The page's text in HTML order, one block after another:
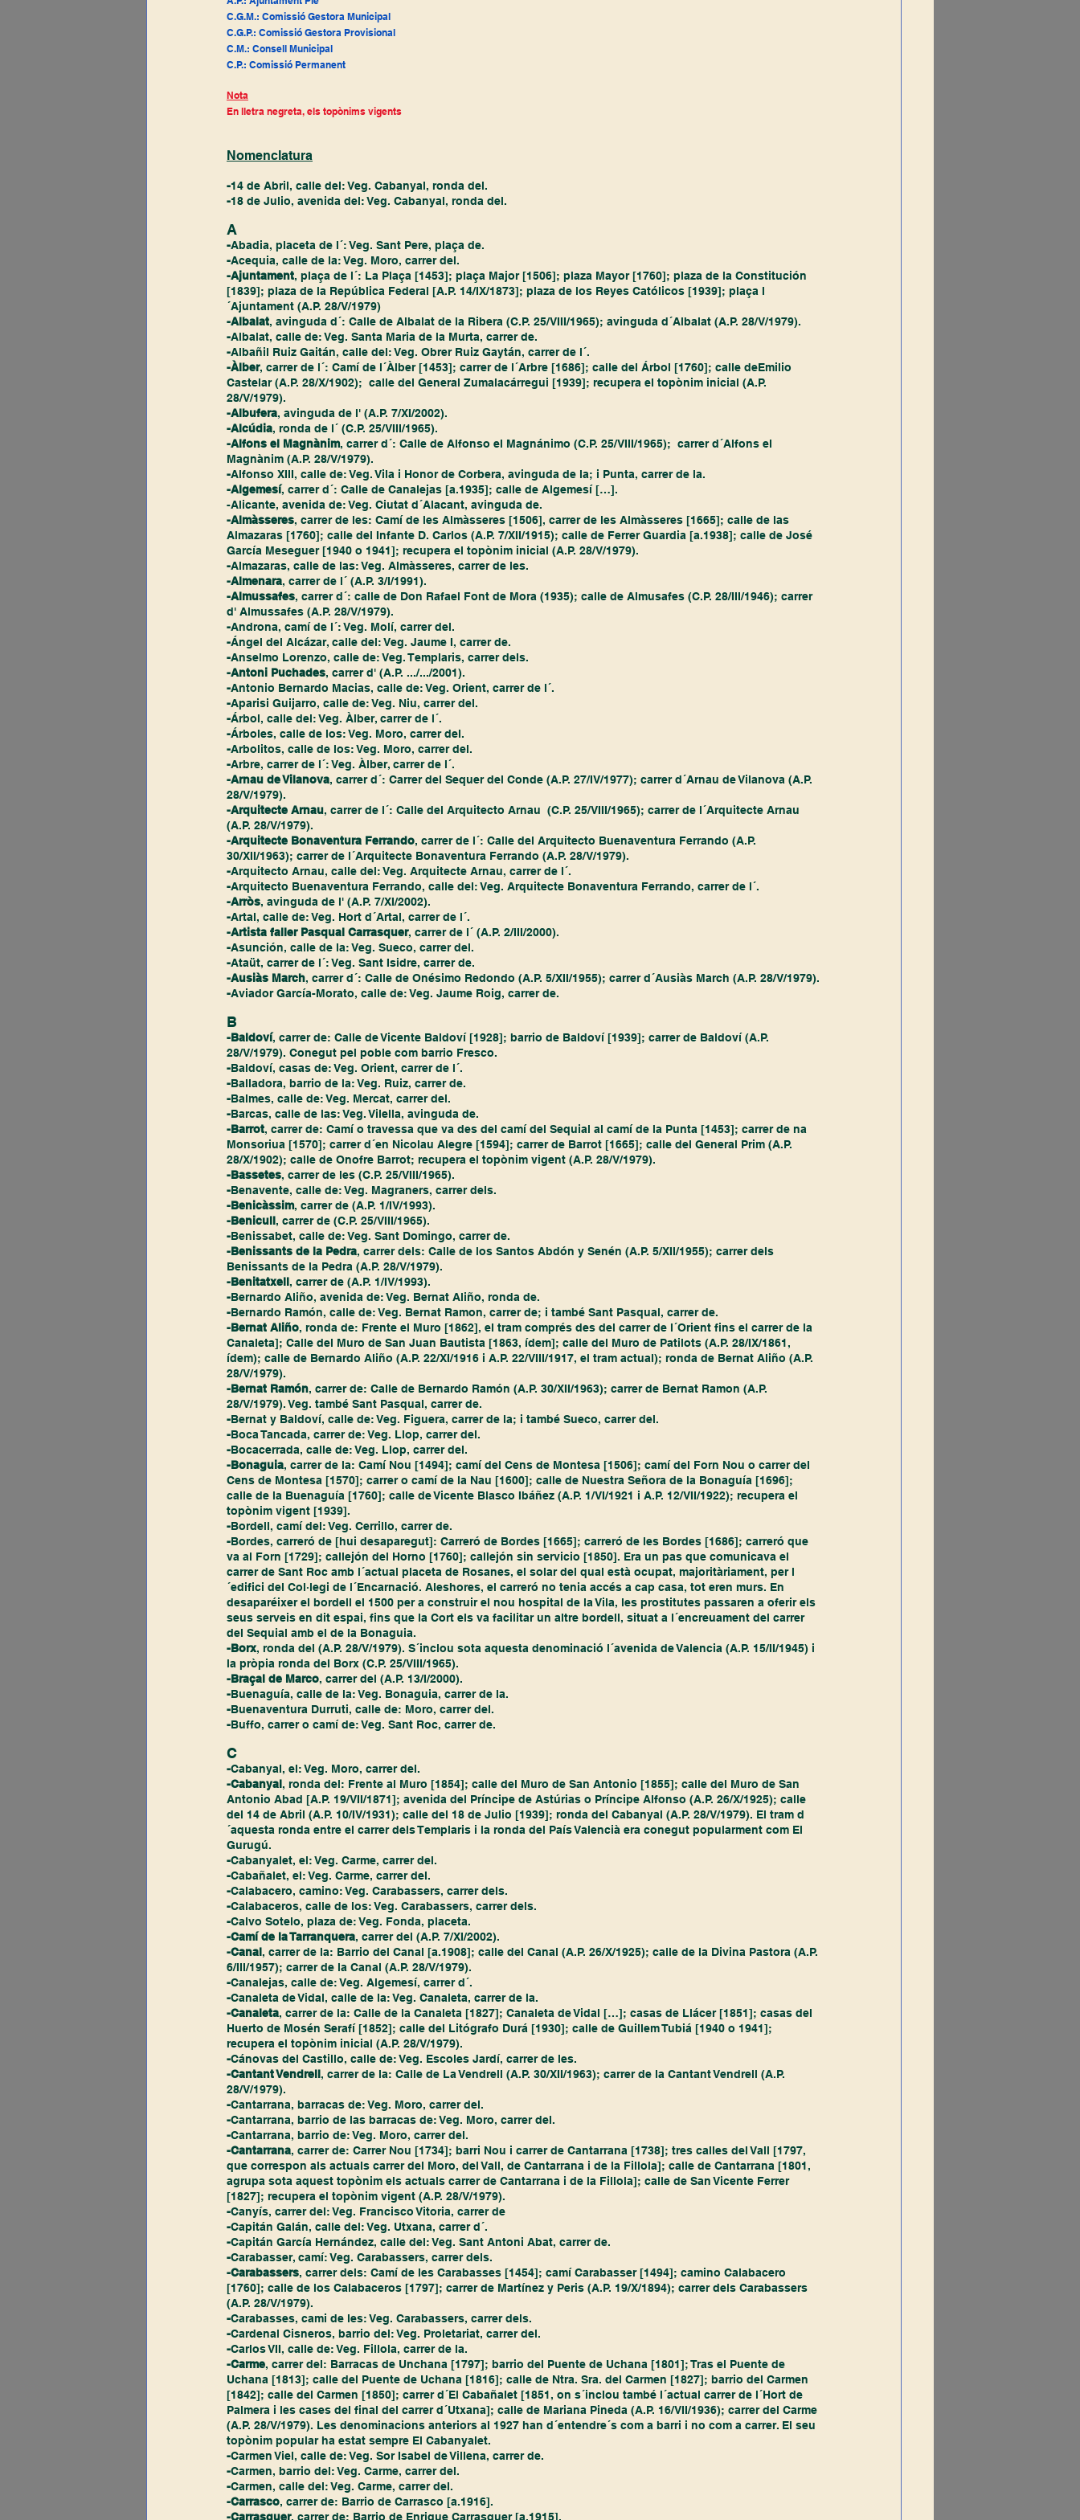
C.G.M.: Comissió Gestora Municipal
C.G.P.: Comissió Gestora Provisional
C.M.: Consell Municipal
C.P.: Comissió Permanent
Nota
En lletra negreta, els topònims vigents
Nomenclatura
-14 de Abril, calle del: Veg. Cabanyal, ronda del.
-18 de Julio, avenida del: Veg. Cabanyal, ronda del.
A
-Abadia, placeta de l´: Veg. Sant Pere, plaça de.
-Acequia, calle de la: Veg. Moro, carrer del.
-Ajuntament, plaça de l´: La Plaça [1453]; plaça Major [1506]; plaza Mayor [1760]; plaza de la Constitución
[1839]; plaza de la República Federal [A.P. 14/IX/1873]; plaza de los Reyes Católicos [1939]; plaça l
´Ajuntament (A.P. 28/V/1979)
-Albalat, avinguda d´: Calle de Albalat de la Ribera (C.P. 25/VIII/1965); avinguda d´Albalat (A.P. 28/V/1979).
-Albalat, calle de: Veg. Santa Maria de la Murta, carrer de.
-Albañil Ruiz Gaitán, calle del: Veg. Obrer Ruiz Gaytán, carrer de l´.
-Àlber, carrer de l´: Camí de l´Àlber [1453]; carrer de l´Arbre [1686]; calle del Árbol [1760]; calle deEmilio
Castelar (A.P. 28/X/1902);  calle del General Zumalacárregui [1939]; recupera el topònim inicial (A.P.
28/V/1979).
-Albufera, avinguda de l' (A.P. 7/XI/2002).
-Alcúdia, ronda de l´ (C.P. 25/VIII/1965).
-Alfons el Magnànim, carrer d´: Calle de Alfonso el Magnánimo (C.P. 25/VIII/1965);  carrer d´Alfons el
Magnànim (A.P. 28/V/1979).
-Alfonso XIII, calle de: Veg. Vila i Honor de Corbera, avinguda de la; i Punta, carrer de la.
-Algemesí, carrer d´: Calle de Canalejas [a.1935]; calle de Algemesí […].
-Alicante, avenida de: Veg. Ciutat d´Alacant, avinguda de.
-Almàsseres, carrer de les: Camí de les Almàsseres [1506], carrer de les Almàsseres [1665]; calle de las
Almazaras [1760]; calle del Infante D. Carlos (A.P. 7/XII/1915); calle de Ferrer Guardia [a.1938]; calle de José
García Meseguer [1940 o 1941]; recupera el topònim inicial (A.P. 28/V/1979).
-Almazaras, calle de las: Veg. Almàsseres, carrer de les.
-Almenara, carrer de l´ (A.P. 3/I/1991).
-Almussafes, carrer d´: calle de Don Rafael Font de Mora (1935); calle de Almusafes (C.P. 28/III/1946); carrer
d' Almussafes (A.P. 28/V/1979).
-Androna, camí de l´: Veg. Molí, carrer del.
-Ángel del Alcázar, calle del: Veg. Jaume I, carrer de.
-Anselmo Lorenzo, calle de: Veg. Templaris, carrer dels.
-Antoni Puchades, carrer d' (A.P. .../.../2001).
-Antonio Bernardo Macias, calle de: Veg. Orient, carrer de l´.
-Aparisi Guijarro, calle de: Veg. Niu, carrer del.
-Árbol, calle del: Veg. Àlber, carrer de l´.
-Árboles, calle de los: Veg. Moro, carrer del.
-Arbolitos, calle de los: Veg. Moro, carrer del.
-Arbre, carrer de l´: Veg. Àlber, carrer de l´.
-Arnau de Vilanova, carrer d´: Carrer del Sequer del Conde (A.P. 27/IV/1977); carrer d´Arnau de Vilanova (A.P.
28/V/1979).
-Arquitecte Arnau, carrer de l´: Calle del Arquitecto Arnau  (C.P. 25/VIII/1965); carrer de l´Arquitecte Arnau
(A.P. 28/V/1979).
-Arquitecte Bonaventura Ferrando, carrer de l´: Calle del Arquitecto Buenaventura Ferrando (A.P.
30/XII/1963); carrer de l´Arquitecte Bonaventura Ferrando (A.P. 28/V/1979).
-Arquitecto Arnau, calle del: Veg. Arquitecte Arnau, carrer de l´.
-Arquitecto Buenaventura Ferrando, calle del: Veg. Arquitecte Bonaventura Ferrando, carrer de l´.
-Arròs, avinguda de l' (A.P. 7/XI/2002).
-Artal, calle de: Veg. Hort d´Artal, carrer de l´.
-Artista faller Pasqual Carrasquer, carrer de l´ (A.P. 2/III/2000).
-Asunción, calle de la: Veg. Sueco, carrer del.
-Ataüt, carrer de l´: Veg. Sant Isidre, carrer de.
-Ausiàs March, carrer d´: Calle de Onésimo Redondo (A.P. 5/XII/1955); carrer d´Ausiàs March (A.P. 28/V/1979).
-Aviador García-Morato, calle de: Veg. Jaume Roig, carrer de.
B
-Baldoví, carrer de: Calle de Vicente Baldoví [1928]; barrio de Baldoví [1939]; carrer de Baldoví (A.P.
28/V/1979). Conegut pel poble com barrio Fresco.
-Baldoví, casas de: Veg. Orient, carrer de l´.
-Balladora, barrio de la: Veg. Ruiz, carrer de.
-Balmes, calle de: Veg. Mercat, carrer del.
-Barcas, calle de las: Veg. Vilella, avinguda de.
-Barrot, carrer de: Camí o travessa que va des del camí del Sequial al camí de la Punta [1453]; carrer de na
Monsoriua [1570]; carrer d´en Nicolau Alegre [1594]; carrer de Barrot [1665]; calle del General Prim (A.P.
28/X/1902); calle de Onofre Barrot; recupera el topònim vigent (A.P. 28/V/1979).
-Bassetes, carrer de les (C.P. 25/VIII/1965).
-Benavente, calle de: Veg. Magraners, carrer dels.
-Benicàssim, carrer de (A.P. 1/IV/1993).
-Benicull, carrer de (C.P. 25/VIII/1965).
-Benissabet, calle de: Veg. Sant Domingo, carrer de.
-Benissants de la Pedra, carrer dels: Calle de los Santos Abdón y Senén (A.P. 5/XII/1955); carrer dels
Benissants de la Pedra (A.P. 28/V/1979).
-Benitatxell, carrer de (A.P. 1/IV/1993).
-Bernardo Aliño, avenida de: Veg. Bernat Aliño, ronda de.
-Bernardo Ramón, calle de: Veg. Bernat Ramon, carrer de; i també Sant Pasqual, carrer de.
-Bernat Aliño, ronda de: Frente el Muro [1862], el tram comprés des del carrer de l´Orient fins el carrer de la
Canaleta]; Calle del Muro de San Juan Bautista [1863, ídem]; calle del Muro de Patilots (A.P. 28/IX/1861,
ídem); calle de Bernardo Aliño (A.P. 22/XI/1916 i A.P. 22/VIII/1917, el tram actual); ronda de Bernat Aliño (A.P.
28/V/1979).
-Bernat Ramón, carrer de: Calle de Bernardo Ramón (A.P. 30/XII/1963); carrer de Bernat Ramon (A.P.
28/V/1979). Veg. també Sant Pasqual, carrer de.
-Bernat y Baldoví, calle de: Veg. Figuera, carrer de la; i també Sueco, carrer del.
-Boca Tancada, carrer de: Veg. Llop, carrer del.
-Bocacerrada, calle de: Veg. Llop, carrer del.
-Bonaguia, carrer de la: Camí Nou [1494]; camí del Cens de Montesa [1506]; camí del Forn Nou o carrer del
Cens de Montesa [1570]; carrer o camí de la Nau [1600]; calle de Nuestra Señora de la Bonaguía [1696];
calle de la Buenaguía [1760]; calle de Vicente Blasco Ibáñez (A.P. 1/VI/1921 i A.P. 12/VII/1922); recupera el
topònim vigent [1939].
-Bordell, camí del: Veg. Cerrillo, carrer de.
-Bordes, carreró de [hui desaparegut]: Carreró de Bordes [1665]; carreró de les Bordes [1686]; carreró que
va al Forn [1729]; callejón del Horno [1760]; callejón sin servicio [1850]. Era un pas que comunicava el
carrer de Sant Roc amb l´actual placeta de Rosanes, el solar del qual està ocupat, majoritàriament, per l
´edifici del Col·legi de l´Encarnació. Aleshores, el carreró no tenia accés a cap casa, tot eren murs. En
desaparéixer el bordell el 1500 per a construir el nou hospital de la Vila, les prostitutes passaren a oferir els
seus serveis en dit espai, fins que la Cort els va facilitar un altre bordell, situat a l´encreuament del carrer
del Sequial amb el de la Bonaguia.
-Borx, ronda del (A.P. 28/V/1979). S´inclou sota aquesta denominació l´avenida de Valencia (A.P. 15/II/1945) i
la pròpia ronda del Borx (C.P. 25/VIII/1965).
-Braçal de Marco, carrer del (A.P. 13/I/2000).
-Buenaguía, calle de la: Veg. Bonaguia, carrer de la.
-Buenaventura Durruti, calle de: Moro, carrer del.
-Buffo, carrer o camí de: Veg. Sant Roc, carrer de.
C
-Cabanyal, el: Veg. Moro, carrer del.
-Cabanyal, ronda del: Frente al Muro [1854]; calle del Muro de San Antonio [1855]; calle del Muro de San
Antonio Abad [A.P. 19/VII/1871]; avenida del Príncipe de Astúrias o Príncipe Alfonso (A.P. 26/X/1925); calle
del 14 de Abril (A.P. 10/IV/1931); calle del 18 de Julio [1939]; ronda del Cabanyal (A.P. 28/V/1979). El tram d
´aquesta ronda entre el carrer dels Templaris i la ronda del País Valencià era conegut popularment com El
Gurugú.
-Cabanyalet, el: Veg. Carme, carrer del.
-Cabañalet, el: Veg. Carme, carrer del.
-Calabacero, camino: Veg. Carabassers, carrer dels.
-Calabaceros, calle de los: Veg. Carabassers, carrer dels.
-Calvo Sotelo, plaza de: Veg. Fonda, placeta.
-Camí de la Tarranquera, carrer del (A.P. 7/XI/2002).
-Canal, carrer de la: Barrio del Canal [a.1908]; calle del Canal (A.P. 26/X/1925); calle de la Divina Pastora (A.P.
6/III/1957); carrer de la Canal (A.P. 28/V/1979).
-Canalejas, calle de: Veg. Algemesí, carrer d´.
-Canaleta de Vidal, calle de la: Veg. Canaleta, carrer de la.
-Canaleta, carrer de la: Calle de la Canaleta [1827]; Canaleta de Vidal […]; casas de Llácer [1851]; casas del
Huerto de Mosén Serafí [1852]; calle del Litógrafo Durá [1930]; calle de Guillem Tubiá [1940 o 1941];
recupera el topònim inicial (A.P. 28/V/1979).
-Cánovas del Castillo, calle de: Veg. Escoles Jardí, carrer de les.
-Cantant Vendrell, carrer de la: Calle de La Vendrell (A.P. 30/XII/1963); carrer de la Cantant Vendrell (A.P.
28/V/1979).
-Cantarrana, barracas de: Veg. Moro, carrer del.
-Cantarrana, barrio de las barracas de: Veg. Moro, carrer del.
-Cantarrana, barrio de: Veg. Moro, carrer del.
-Cantarrana, carrer de: Carrer Nou [1734]; barri Nou i carrer de Cantarrana [1738]; tres calles del Vall [1797,
que correspon als actuals carrer del Moro, del Vall, de Cantarrana i de la Fillola]; calle de Cantarrana [1801,
agrupa sota aquest topònim els actuals carrer de Cantarrana i de la Fillola]; calle de San Vicente Ferrer
[1827]; recupera el topònim vigent (A.P. 28/V/1979).
-Canyís, carrer del: Veg. Francisco Vitoria, carrer de
-Capitán Galán, calle del: Veg. Utxana, carrer d´.
-Capitán García Hernández, calle del: Veg. Sant Antoni Abat, carrer de.
-Carabasser, camí: Veg. Carabassers, carrer dels.
-Carabassers, carrer dels: Camí de les Carabasses [1454]; camí Carabasser [1494]; camino Calabacero
[1760]; calle de los Calabaceros [1797]; carrer de Martínez y Peris (A.P. 19/X/1894); carrer dels Carabassers
(A.P. 28/V/1979).
-Carabasses, cami de les: Veg. Carabassers, carrer dels.
-Cardenal Cisneros, barrio del: Veg. Proletariat, carrer del.
-Carlos VII, calle de: Veg. Fillola, carrer de la.
-Carme, carrer del: Barracas de Unchana [1797]; barrio del Puente de Uchana [1801]; Tras el Puente de
Uchana [1813]; calle del Puente de Uchana [1816]; calle de Ntra. Sra. del Carmen [1827]; barrio del Carmen
[1842]; calle del Carmen [1850]; carrer d´El Cabañalet [1851, on s´inclou també l´actual carrer de l´Hort de
Palmera i les cases del final del carrer d´Utxana]; calle de Mariana Pineda (A.P. 16/VII/1936); carrer del Carme
(A.P. 28/V/1979). Les denominacions anteriors al 1927 han d´entendre´s com a barri i no com a carrer. El seu
topònim popular ha estat sempre El Cabanyalet.
-Carmen Viel, calle de: Veg. Sor Isabel de Villena, carrer de.
-Carmen, barrio del: Veg. Carme, carrer del.
-Carmen, calle del: Veg. Carme, carrer del.
-Carrasco, carrer de: Barrio de Carrasco [a.1916].
-Carrasquer, carrer de: Barrio de Enrique Carrasquer [a.1915].